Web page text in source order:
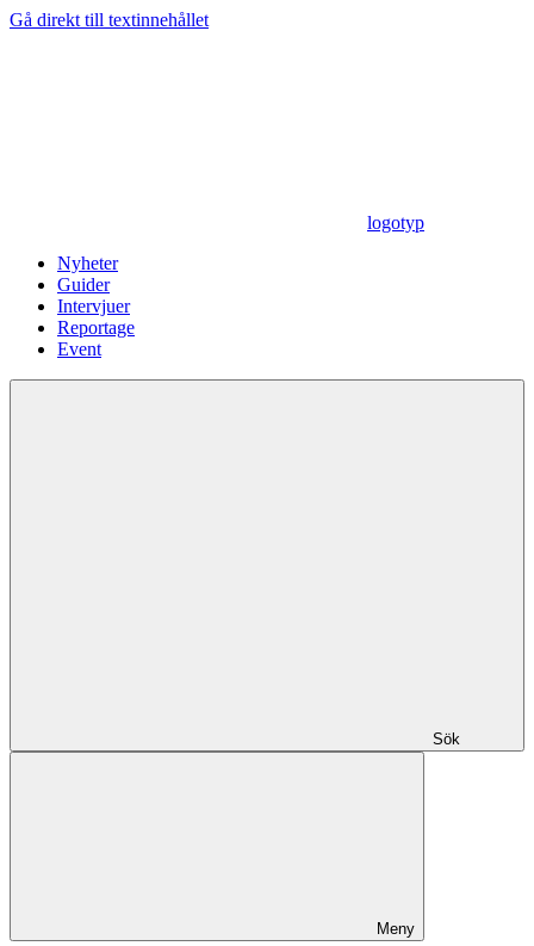
Gå direkt till textinnehållet
logotyp
Nyheter
Guider
Intervjuer
Reportage
Event
Sök
Meny